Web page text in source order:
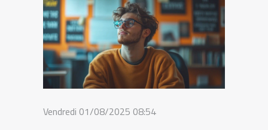
Vendredi 01/08/2025 08:54